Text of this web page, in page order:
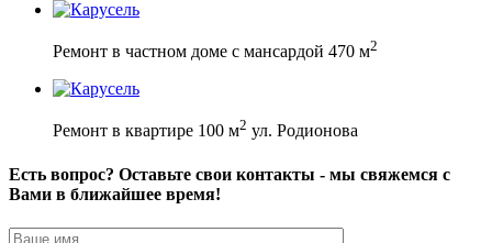
Ремонт в частном доме с мансардой 470 м2
Ремонт в квартире 100 м2 ул. Родионова
Есть вопрос? Оставьте свои контакты - мы свяжемся с
Вами в ближайшее время!